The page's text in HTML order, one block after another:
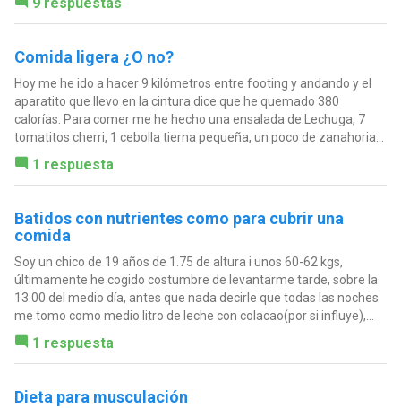
Comida ligera ¿O no?
Hoy me he ido a hacer 9 kilómetros entre footing y andando y el
aparatito que llevo en la cintura dice que he quemado 380
calorías. Para comer me he hecho una ensalada de:Lechuga, 7
tomatitos cherri, 1 cebolla tierna pequeña, un poco de zanahoria...
1 respuesta
Batidos con nutrientes como para cubrir una
comida
Soy un chico de 19 años de 1.75 de altura i unos 60-62 kgs,
últimamente he cogido costumbre de levantarme tarde, sobre la
13:00 del medio día, antes que nada decirle que todas las noches
me tomo como medio litro de leche con colacao(por si influye),...
1 respuesta
Dieta para musculación